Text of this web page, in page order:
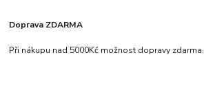
Doprava ZDARMA
Při nákupu nad 5000Kč možnost dopravy zdarma.